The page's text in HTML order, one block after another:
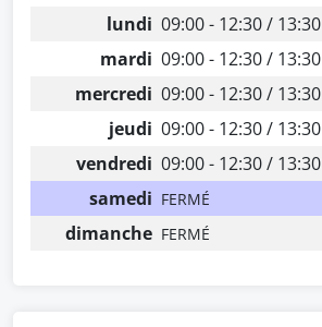
lundi 09:00 - 12:30 /
mardi 09:00 - 12:30 /
mercredi 09:00 - 12:30 /
jeudi 09:00 - 12:30 /
vendredi 09:00 - 12:30 /
samedi FERMÉ
dimanche FERMÉ